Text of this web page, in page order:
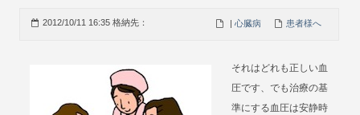
2012/10/11 16:35 格納先： 患者様へ
|心臓病
それはどれも正しい血
圧です、でも治療の基
準にする血圧は安静時